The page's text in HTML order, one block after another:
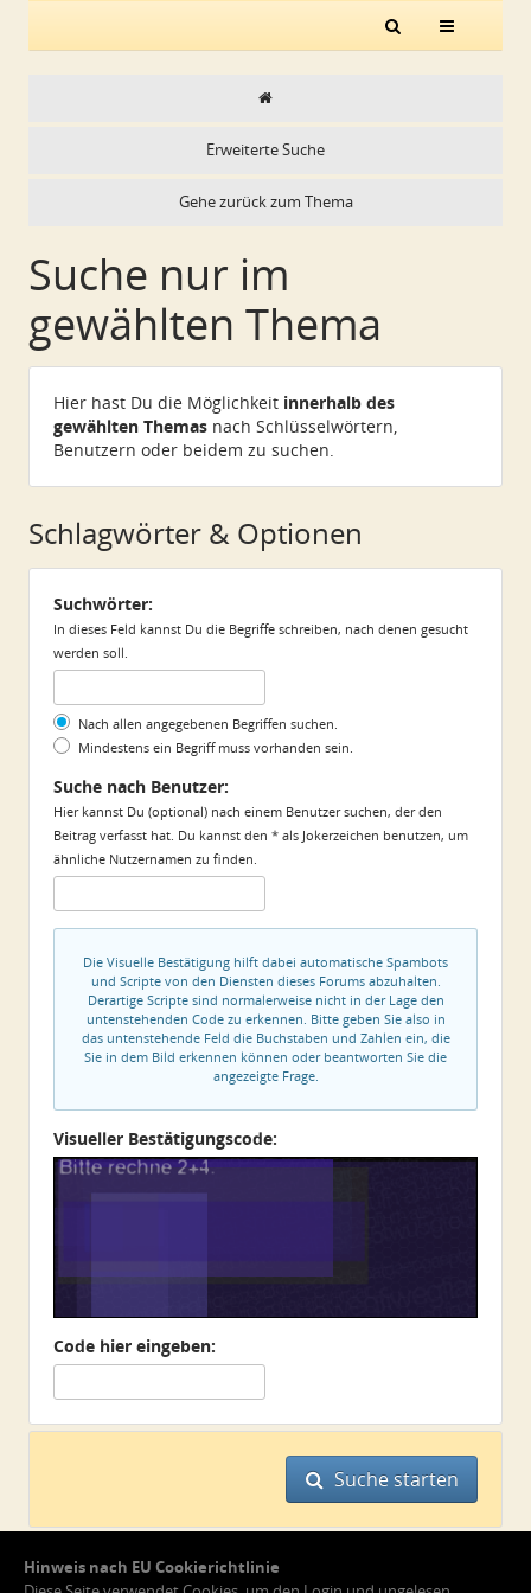
Erweiterte Suche
Gehe zurück zum Thema
Suche nur im
gewählten Thema
Hier hast Du die Möglichkeit innerhalb des
gewählten Themas nach Schlüsselwörtern,
Benutzern oder beidem zu suchen.
Schlagwörter & Optionen
Suchwörter:
In dieses Feld kannst Du die Begriffe schreiben, nach denen gesucht
werden soll.
Nach allen angegebenen Begriffen suchen.
Mindestens ein Begriff muss vorhanden sein.
Suche nach Benutzer:
Hier kannst Du (optional) nach einem Benutzer suchen, der den
Beitrag verfasst hat. Du kannst den * als Jokerzeichen benutzen, um
ähnliche Nutzernamen zu finden.
Die Visuelle Bestätigung hilft dabei automatische Spambots
und Scripte von den Diensten dieses Forums abzuhalten.
Derartige Scripte sind normalerweise nicht in der Lage den
untenstehenden Code zu erkennen. Bitte geben Sie also in
das untenstehende Feld die Buchstaben und Zahlen ein, die
Sie in dem Bild erkennen können oder beantworten Sie die
angezeigte Frage.
Visueller Bestätigungscode:
Code hier eingeben:
Suche starten
Hinweis nach EU Cookierichtlinie